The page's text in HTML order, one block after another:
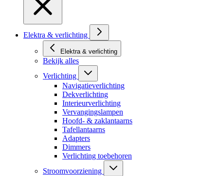
Elektra & verlichting
Elektra & verlichting
Bekijk alles
Verlichting
Navigatieverlichting
Dekverlichting
Interieurverlichting
Vervangingslampen
Hoofd- & zaklantaarns
Tafellantaarns
Adapters
Dimmers
Verlichting toebehoren
Stroomvoorziening